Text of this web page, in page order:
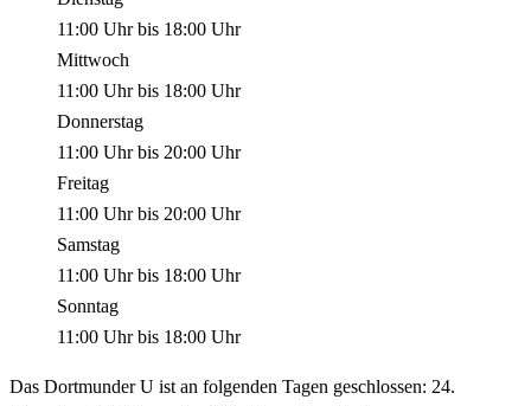
11:00 Uhrbis 18:00 Uhr
Mittwoch
11:00 Uhrbis 18:00 Uhr
Donnerstag
11:00 Uhrbis 20:00 Uhr
Freitag
11:00 Uhrbis 20:00 Uhr
Samstag
11:00 Uhrbis 18:00 Uhr
Sonntag
11:00 Uhrbis 18:00 Uhr
Das Dortmunder U ist an folgenden Tagen geschlossen: 24.